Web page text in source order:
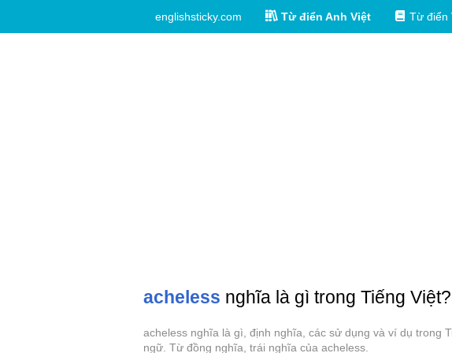
englishsticky.com Từ điển Anh Việt Từ điển
acheless nghĩa là gì trong Tiếng Việt?
acheless nghĩa là gì, định nghĩa, các sử dụng và ví dụ trong
ngữ. Từ đồng nghĩa, trái nghĩa của acheless.